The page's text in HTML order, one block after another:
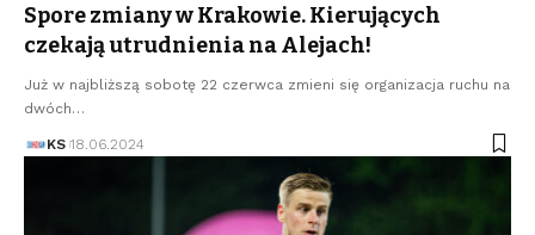
Spore zmiany w Krakowie. Kierujących
czekają utrudnienia na Alejach!
Już w najbliższą sobotę 22 czerwca zmieni się organizacja ruchu na
dwóch…
KS 18.06.2024